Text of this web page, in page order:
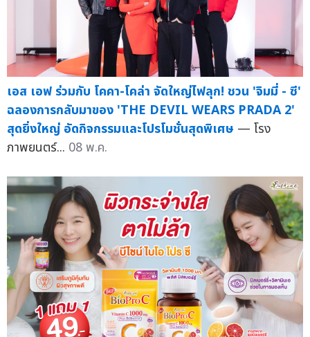
เอส เอฟ ร่วมกับ โคคา-โคล่า จัดใหญ่ไฟลุก! ชวน 'จิมมี่ - ซี'
ฉลองการกลับมาของ 'THE DEVIL WEARS PRADA 2'
สุดยิ่งใหญ่ อัดกิจกรรมและโปรโมชั่นสุดพิเศษ — โรง
ภาพยนตร์... 08 พ.ค.